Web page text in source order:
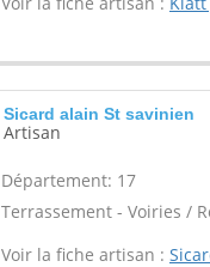
Sicard alain St savinien
Artisan
Département: 17
Terrassement - Voiries /
Voir la fiche artisan :